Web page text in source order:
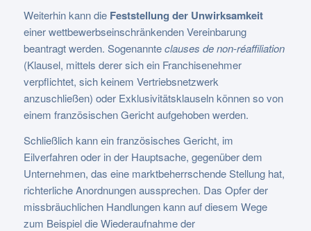
Weiterhin kann die Feststellung der Unwirksamkeit
einer wettbewerbseinschränkenden Vereinbarung
beantragt werden. Sogenannteclauses de non-réaffiliation
(Klausel, mittels derer sich ein Franchisenehmer
verpflichtet, sich keinem Vertriebsnetzwerk
anzuschließen) oder Exklusivitätsklauseln können so von
einem französischen Gericht aufgehoben werden.
Schließlich kann ein französisches Gericht, im
Eilverfahren oder in der Hauptsache, gegenüber dem
Unternehmen, das eine marktbeherrschende Stellung hat,
richterliche Anordnungen aussprechen. Das Opfer der
missbräuchlichen Handlungen kann auf diesem Wege
zum Beispiel die Wiederaufnahme der